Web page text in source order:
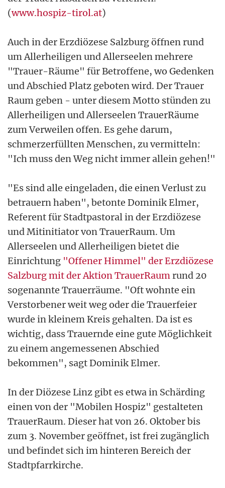
(www.hospiz-tirol.at)
Auch in der Erzdiözese Salzburg öffnen rund
um Allerheiligen und Allerseelen mehrere
"Trauer-Räume" für Betroffene, wo Gedenken
und Abschied Platz geboten wird. Der Trauer
Raum geben - unter diesem Motto stünden zu
Allerheiligen und Allerseelen TrauerRäume
zum Verweilen offen. Es gehe darum,
schmerzerfüllten Menschen, zu vermitteln:
"Ich muss den Weg nicht immer allein gehen!"
"Es sind alle eingeladen, die einen Verlust zu
betrauern haben", betonte Dominik Elmer,
Referent für Stadtpastoral in der Erzdiözese
und Mitinitiator von TrauerRaum. Um
Allerseelen und Allerheiligen bietet die
Einrichtung "Offener Himmel" der Erzdiözese
Salzburg mit der Aktion TrauerRaumrund 20
sogenannte Trauerräume. "Oft wohnte ein
Verstorbener weit weg oder die Trauerfeier
wurde in kleinem Kreis gehalten. Da ist es
wichtig, dass Trauernde eine gute Möglichkeit
zu einem angemessenen Abschied
bekommen", sagt Dominik Elmer.
In der Diözese Linz gibt es etwa in Schärding
einen von der "Mobilen Hospiz" gestalteten
TrauerRaum. Dieser hat von 26. Oktober bis
zum 3. November geöffnet, ist frei zugänglich
und befindet sich im hinteren Bereich der
Stadtpfarrkirche.